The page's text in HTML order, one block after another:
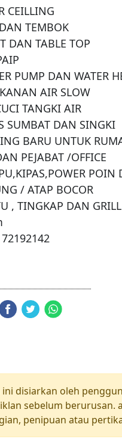
CEILLING
TEMBOK
DAN TABLE TOP
PUMP DAN WATER
AIR SLOW
TANGKI AIR
SUMBAT DAN SINGKI
BARU UNTUK
PEJABAT /OFFICE
POIN
/ ATAP BOCOR
, TINGKAP DAN GRILL
disiarkan oleh
sebelum
penipuan atau